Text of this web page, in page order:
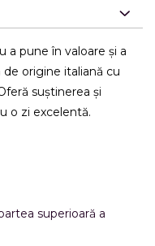
pune în valoare și a
origine italiană cu
suștinerea și
o zi excelentă.
superioară a